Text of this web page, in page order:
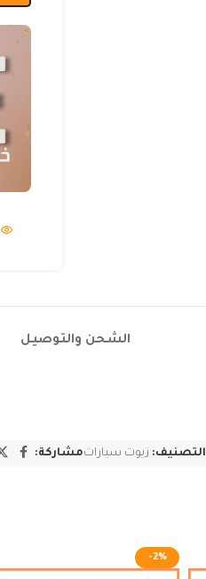
الشحن والتوصيل
التصنيف: زيوت سياراتمشاركة:
-2%